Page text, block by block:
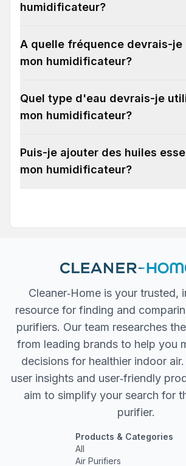
humidificateur?
A quelle fréquence devrais-je
mon humidificateur?
Quel type d'eau devrais-je
mon humidificateur?
Puis-je ajouter des huiles
mon humidificateur?
Cleaner‐Home is your trusted,
resource for finding and
purifiers. Our team researches
from leading brands to help you
decisions for healthier indoor
user insights and user‐friendly
aim to simplify your search for
purifier.
Products & Categories
All
Air Purifiers